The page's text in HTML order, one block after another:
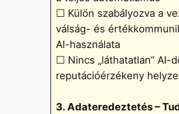
☐ Külön szabályozva a
válság- és
AI-használata
☐ Nincs „láthatatlan” AI-
reputációérzékeny
3. Adateredeztetés –